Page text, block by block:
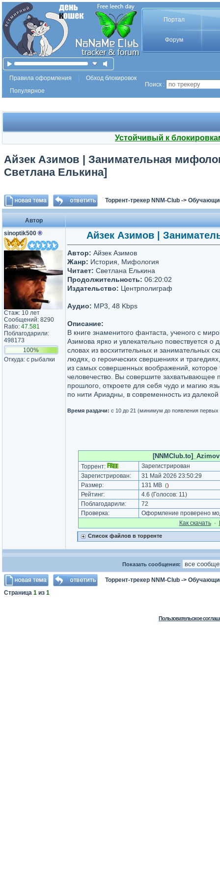
Портал
Форум
Правила оформления
Обход блокировок
Популярное
Поиск :
Устойчивый к
Айзек Азимов | Занимательная
Светлана Елькина]
Торрент-трекер NNM-Club ->
Автор
sinoptik500 ®
Стаж: 10 лет
Сообщений: 8290
Ratio: 47.581
Поблагодарили:
498173
100%
Откуда: с рыбалки
Айзек Азимов |
Автор: Айзек Азимов
Жанр: История, Мифология
Читает: Светлана Елькина
Продолжительность: 06:20:02
Издательство: Центрполиграф
Аудио: MP3, 48 Kbps
Описание:
В книге знаменитого фантаста, ученого с
Азимова ярко и увлекательно повествуется о
словах из восхитительных и занимательных
людях, о героических свершениях и
из самых совершенных воображений, которое
человечество. Вы совершите захватывающее
прошлого, откроете для себя чудо и магию
по нити Ариадны, в современность из далекой
Время раздачи: с 10 до 21 (минимум до появления
Торрент:
Зарегистрирован
Зарегистрирован:
31 Май 2026 23:50:29
Размер:
131 MB ()
Рейтинг: 4.6 (Голосов: 11)
Поблагодарили:
72
Проверка:
Оформление проверено
Как cкачать·
Список файлов в торренте
Показать сообщения:
Торрент-трекер NNM-Club ->
Страница 1 из 1
Пользовательское